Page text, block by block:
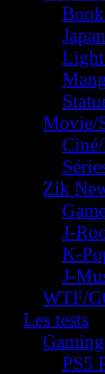
Movie/
Zik
J-
K-
J-
WTF/
Les tests
Gaming
PS5